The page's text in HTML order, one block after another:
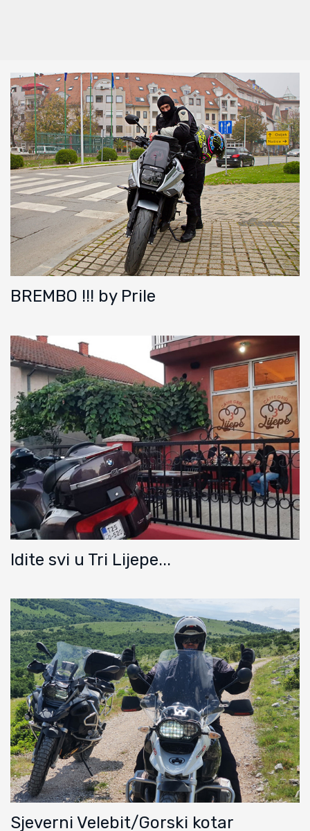
BREMBO !!! by Prile
Idite svi u Tri Lijepe...
Sjeverni Velebit/Gorski kotar